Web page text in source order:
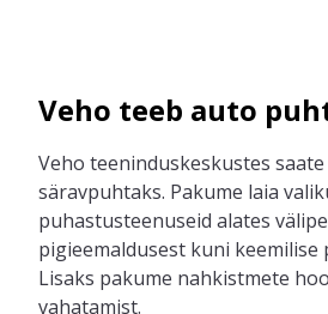
Veho teeb auto
Veho teeninduskeskustes saate
säravpuhtaks. Pakume laia
puhastusteenuseid alates
pigieemaldusest kuni keemilise
Lisaks pakume nahkistmete
vahatamist.